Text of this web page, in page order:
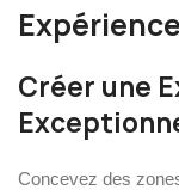
Créer une
Concevez des